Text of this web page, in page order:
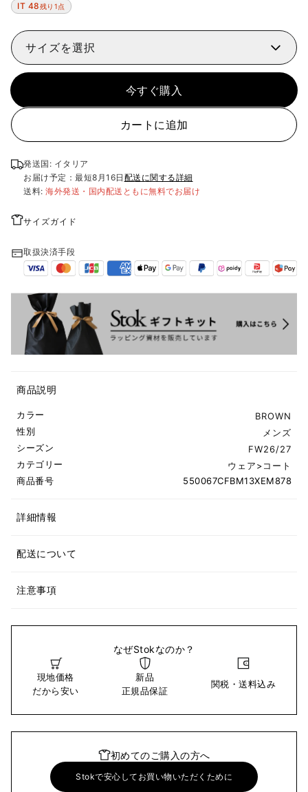
IT 48残り1点
サイズを選択
今すぐ購入
カートに追加
発送国: イタリア
お届け予定：最短8月16日 配送に関する詳細
送料: 海外発送・国内配送ともに無料でお届け
サイズガイド
取扱決済手段
商品説明
カラー
BROWN
性別
メンズ
シーズン
FW26/27
カテゴリー
ウェア>コート
商品番号
550067CFBM13XEM878
詳細情報
配送について
注意事項
なぜStokなのか？
現地価格
だから安い
新品
正規品保証
関税・送料込み
初めてのご購入の方へ
Stokで安心してお買い物いただくために